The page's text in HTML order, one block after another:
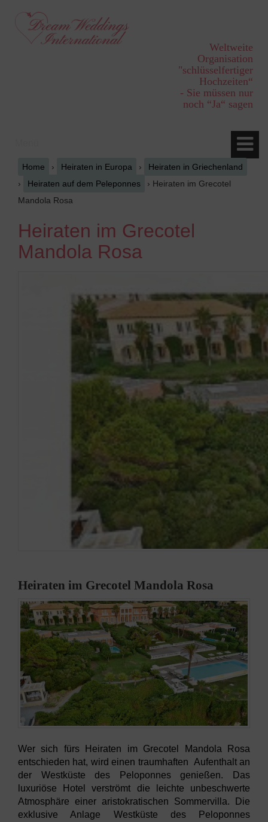
Hauptmenü
springen
Weltweite
Organisation
"schlüsselfertiger
Hochzeiten“
- Sie müssen nur
noch “Ja“ sagen
Home › Heiraten in Europa ›
Heiraten in Griechenland
›
Heiraten auf dem Peleponnes › Heiraten im Grecotel
Mandola Rosa
Heiraten im Grecotel
Mandola Rosa
Heiraten im Grecotel Mandola Rosa
Wer sich fürs Heiraten im Grecotel Mandola Rosa
entschieden hat, wird einen traumhaften Aufenthalt an
der Westküste des Peloponnes genießen. Das
luxuriöse Hotel verströmt die leichte unbeschwerte
Atmosphäre einer aristokratischen Sommervilla. Die
exklusive Anlage Westküste des Peloponnes